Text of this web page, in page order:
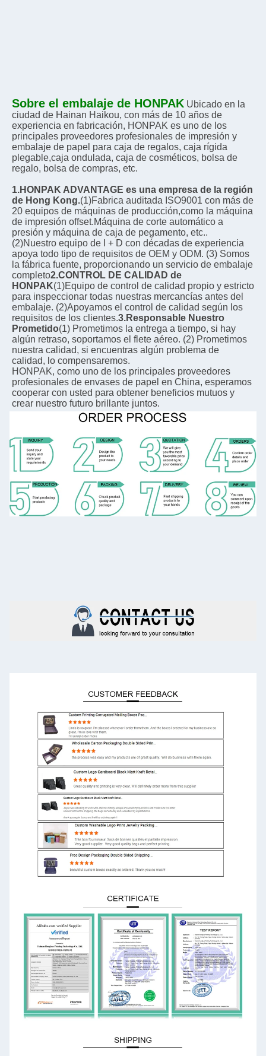
Sobre el embalaje de HONPAK Ubicado en la
ciudad de Hainan Haikou, con más de 10 años de
experiencia en fabricación, HONPAK es uno de los
principales proveedores profesionales de impresión y
embalaje de papel para caja de regalos, caja rígida
plegable,caja ondulada, caja de cosméticos, bolsa de
regalo, bolsa de compras, etc.
1.HONPAK ADVANTAGE es una empresa de la región
de Hong Kong.(1)Fabrica auditada ISO9001 con más de
20 equipos de máquinas de producción,como la máquina
de impresión offset.Máquina de corte automático a
presión y máquina de caja de pegamento, etc..
(2)Nuestro equipo de I + D con décadas de experiencia
apoya todo tipo de requisitos de OEM y ODM. (3) Somos
la fábrica fuente, proporcionando un servicio de embalaje
completo2.CONTROL DE CALIDAD de
HONPAK(1)Equipo de control de calidad propio y estricto
para inspeccionar todas nuestras mercancías antes del
embalaje. (2)Apoyamos el control de calidad según los
requisitos de los clientes.3.Responsable Nuestro
Prometido(1) Prometimos la entrega a tiempo, si hay
algún retraso, soportamos el flete aéreo. (2) Prometimos
nuestra calidad, si encuentras algún problema de
calidad, lo compensaremos.
HONPAK, como uno de los principales proveedores
profesionales de envases de papel en China, esperamos
cooperar con usted para obtener beneficios mutuos y
crear nuestro futuro brillante juntos.